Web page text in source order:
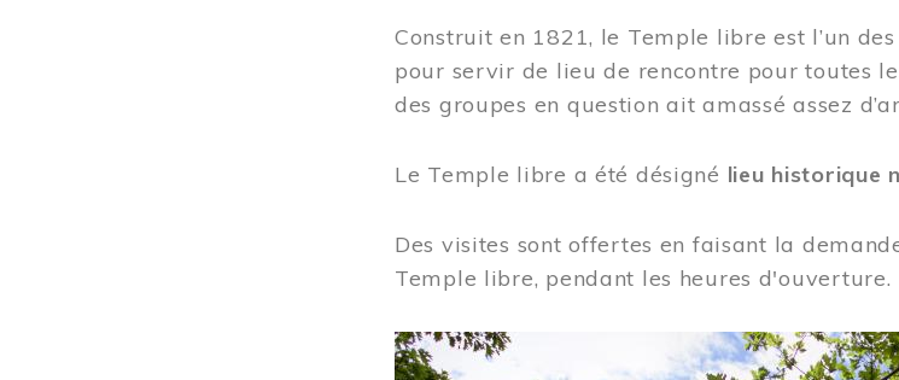
Construit en 1821, le Temple libre est l’un
pour servir de lieu de rencontre pour toutes
des groupes en question ait amassé assez
Le Temple libre a été désigné lieu historique
Des visites sont offertes en faisant la
Temple libre, pendant les heures d'ouverture.
Image